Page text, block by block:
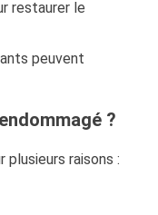
restaurer le
peuvent
?
raisons :